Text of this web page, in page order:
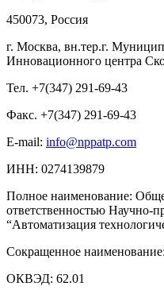
450073, Россия
г. Москва, вн.тер.г.
Инновационного центра
Тел. +7(347) 291-69-43
Факс. +7(347) 291-69-43
E-mail: info@nppatp.com
ИНН: 0274139879
Полное наименование:
ответственностью Научно-
“Автоматизация
Сокращенное
ОКВЭД: 62.01